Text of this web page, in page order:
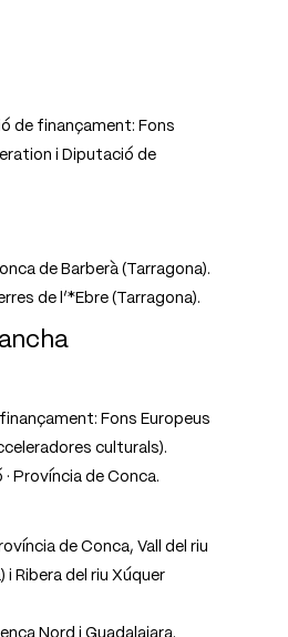
de finançament: Fons
i Diputació de
de Barberà (Tarragona).
de l’*Ebre (Tarragona).
Fons Europeus
culturals).
· Província de Conca.
de Conca, Vall del riu
i Ribera del riu Xúquer
Nord i Guadalajara.